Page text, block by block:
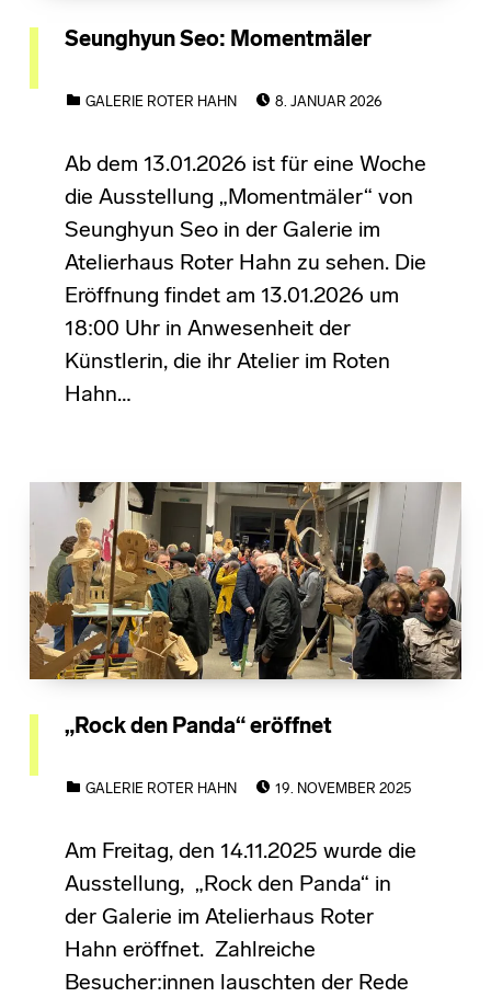
Seunghyun Seo: Momentmäler
GALERIE ROTER HAHN
8. JANUAR 2026
Ab dem 13.01.2026 ist für eine Woche
die Ausstellung „Momentmäler“ von
Seunghyun Seo in der Galerie im
Atelierhaus Roter Hahn zu sehen. Die
Eröffnung findet am 13.01.2026 um
18:00 Uhr in Anwesenheit der
Künstlerin, die ihr Atelier im Roten
Hahn…
„Rock den Panda“ eröffnet
GALERIE ROTER HAHN
19. NOVEMBER 2025
Am Freitag, den 14.11.2025 wurde die
Ausstellung, „Rock den Panda“ in
der Galerie im Atelierhaus Roter
Hahn eröffnet. Zahlreiche
Besucher:innen lauschten der Rede